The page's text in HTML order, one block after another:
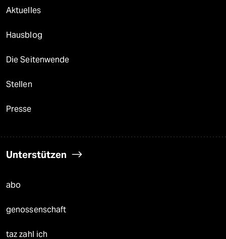
Aktuelles
Hausblog
Die Seitenwende
Stellen
Presse
Unterstützen
abo
genossenschaft
taz zahl ich